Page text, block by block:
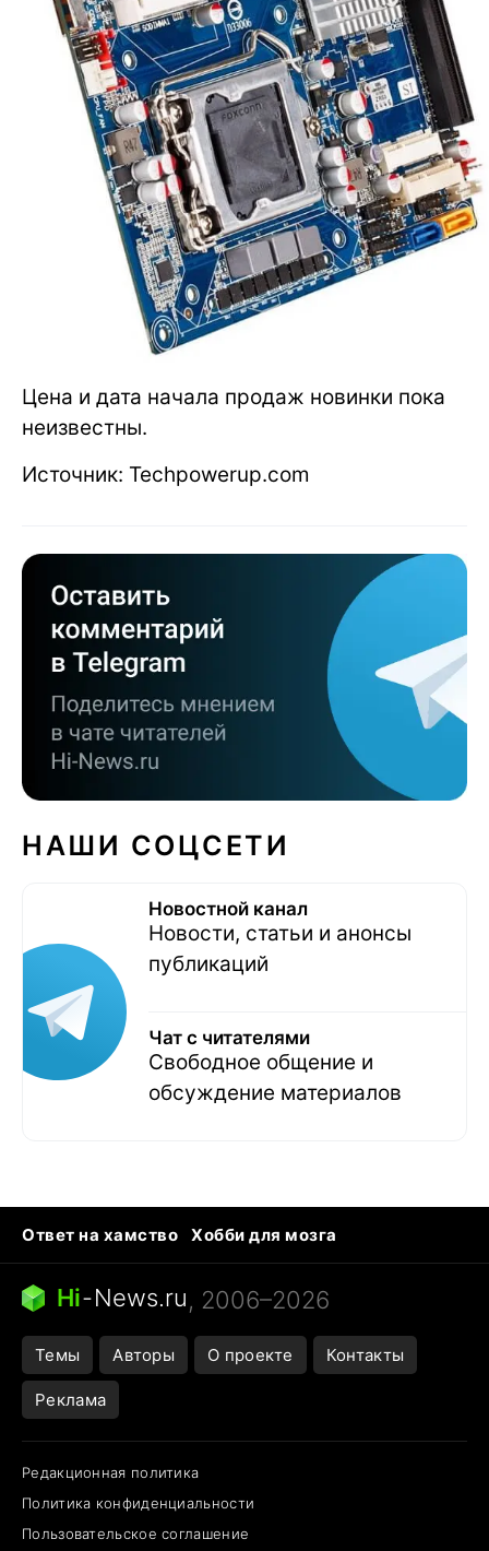
Цена и дата начала продаж новинки пока
неизвестны.
Источник: Techpowerup.com
НАШИ СОЦСЕТИ
Новостной канал
Новости, статьи и анонсы
публикаций
Чат с читателями
Свободное общение и
обсуждение материалов
Ответ на хамство
Хобби для мозга
Бензин 100 и 95
Тунцы в океанариуме
Следующая пандемия
Hi-News.ru, 2006–2026
Темы Авторы О проекте Контакты
Реклама
Редакционная политика
Политика конфиденциальности
Пользовательское соглашение